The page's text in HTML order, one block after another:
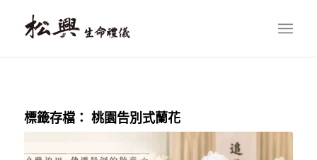
標籤存檔： 桃園告別式蘭花